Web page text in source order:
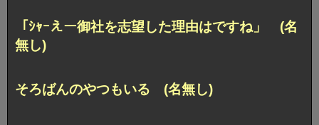
「ｼｬｰえー御社を志望した理由はですね」 (名
無し)
そろばんのやつもいる (名無し)